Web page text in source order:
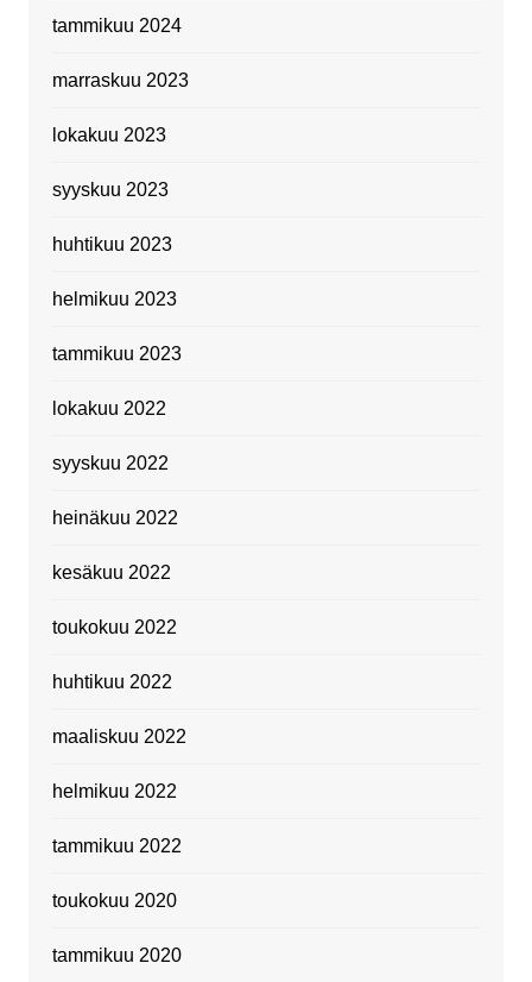
tammikuu 2024
marraskuu 2023
lokakuu 2023
syyskuu 2023
huhtikuu 2023
helmikuu 2023
tammikuu 2023
lokakuu 2022
syyskuu 2022
heinäkuu 2022
kesäkuu 2022
toukokuu 2022
huhtikuu 2022
maaliskuu 2022
helmikuu 2022
tammikuu 2022
toukokuu 2020
tammikuu 2020